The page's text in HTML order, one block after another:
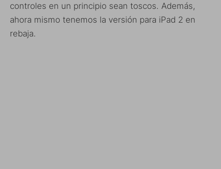
controles en un principio sean toscos. Además,
ahora mismo tenemos la versión para iPad 2 en
rebaja.